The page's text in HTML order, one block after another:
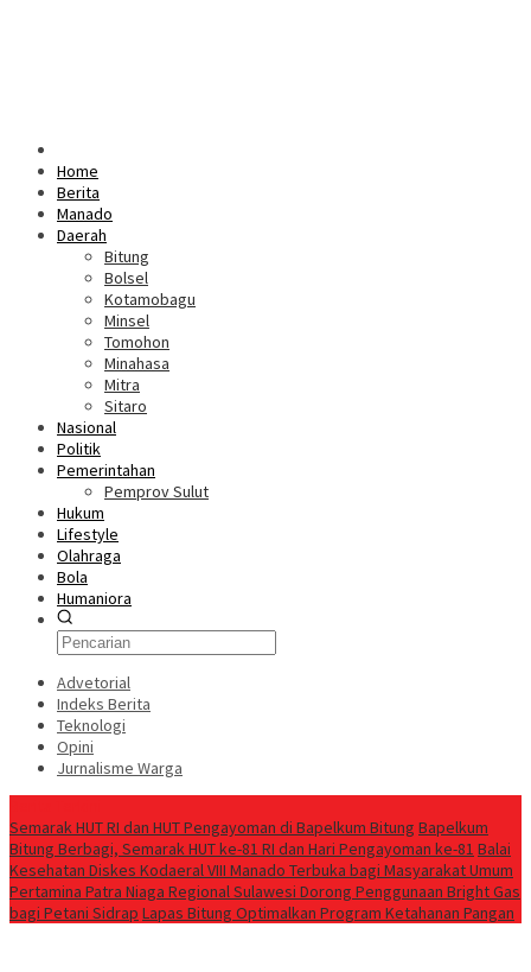
Home
Berita
Manado
Daerah
Bitung
Bolsel
Kotamobagu
Minsel
Tomohon
Minahasa
Mitra
Sitaro
Nasional
Politik
Pemerintahan
Pemprov Sulut
Hukum
Lifestyle
Olahraga
Bola
Humaniora
Advetorial
Indeks Berita
Teknologi
Opini
Jurnalisme Warga
Semarak HUT RI dan HUT Pengayoman di Bapelkum Bitung ‎Bapelkum
Bitung Berbagi, Semarak HUT ke-81 RI dan Hari Pengayoman ke-81 Balai
Kesehatan Diskes Kodaeral VIII Manado Terbuka bagi Masyarakat Umum
Pertamina Patra Niaga Regional Sulawesi Dorong Penggunaan Bright Gas
bagi Petani Sidrap Lapas Bitung Optimalkan Program Ketahanan Pangan